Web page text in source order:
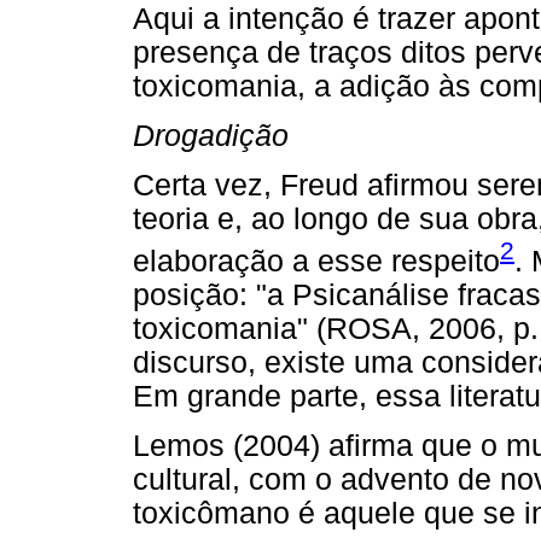
Aqui a intenção é trazer
presença de traços ditos
toxicomania, a adição às
Drogadição
Certa vez, Freud afirmou
teoria e, ao longo de sua
elaboração a esse respeito2.
posição: "a Psicanálise
toxicomania" (ROSA, 2006,
discurso, existe uma
Em grande parte, essa
Lemos (2004) afirma que o
cultural, com o advento de
toxicômano é aquele que se